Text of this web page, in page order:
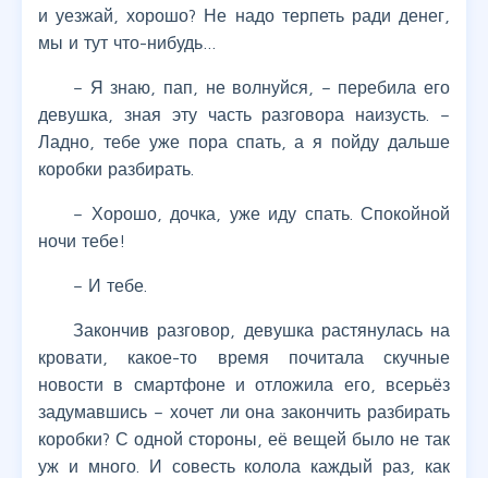
и уезжай, хорошо? Не надо терпеть ради денег,
мы и тут что-нибудь…
– Я знаю, пап, не волнуйся, – перебила его
девушка, зная эту часть разговора наизусть. –
Ладно, тебе уже пора спать, а я пойду дальше
коробки разбирать.
– Хорошо, дочка, уже иду спать. Спокойной
ночи тебе!
– И тебе.
Закончив разговор, девушка растянулась на
кровати, какое-то время почитала скучные
новости в смартфоне и отложила его, всерьёз
задумавшись – хочет ли она закончить разбирать
коробки? С одной стороны, её вещей было не так
уж и много. И совесть колола каждый раз, как